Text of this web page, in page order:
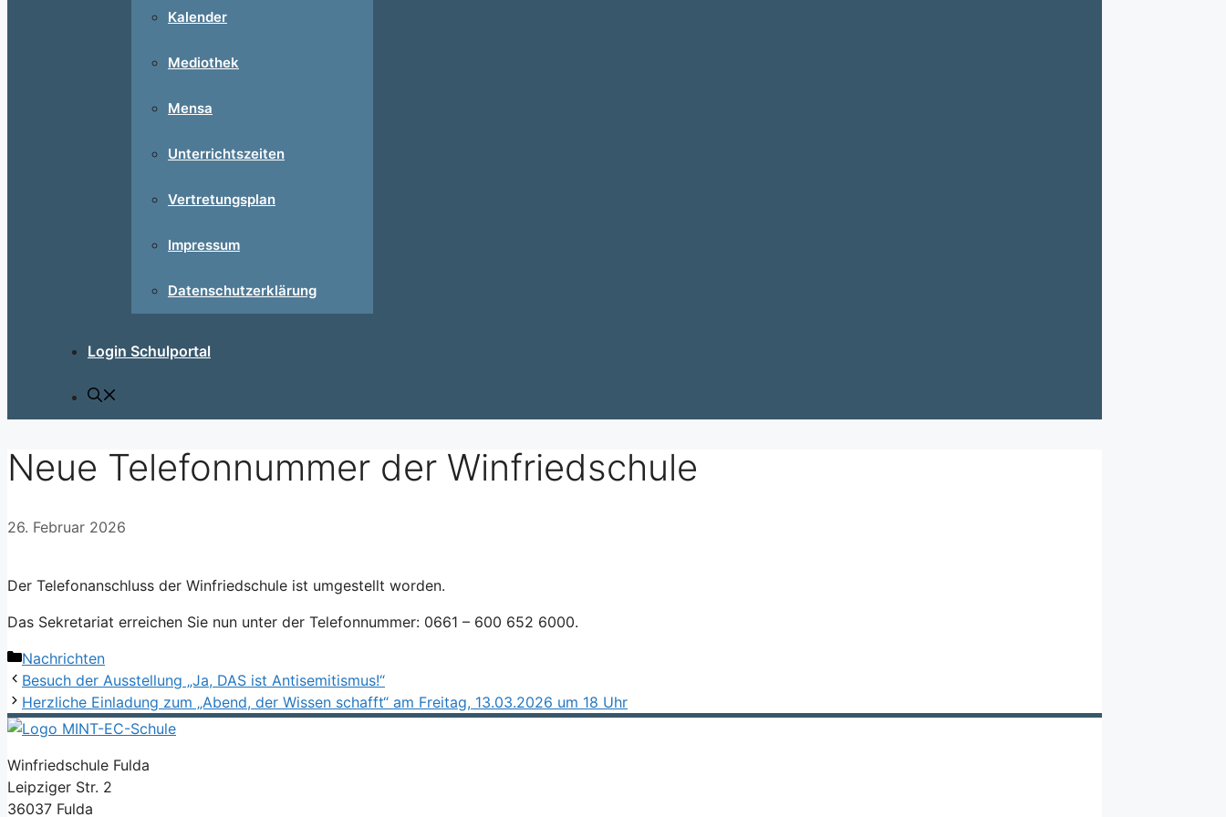
Kalender
Mediothek
Mensa
Unterrichtszeiten
Vertretungsplan
Impressum
Datenschutzerklärung
Login Schulportal
Neue Telefonnummer der Winfriedschule
26. Februar 2026
Der Telefonanschluss der Winfriedschule ist umgestellt worden.
Das Sekretariat erreichen Sie nun unter der Telefonnummer: 0661 – 600 652 6000.
Kategorien
Nachrichten
Besuch der Ausstellung „Ja, DAS ist Antisemitismus!“
Herzliche Einladung zum „Abend, der Wissen schafft“ am Freitag, 13.03.2026 um 18 Uhr
Winfriedschule Fulda
Leipziger Str. 2
36037 Fulda